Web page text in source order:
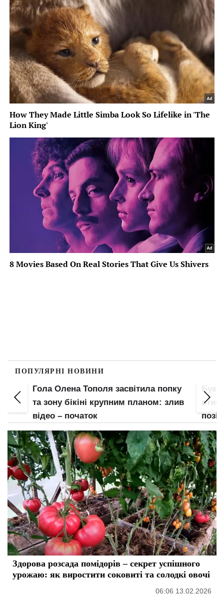
ПОПУЛЯРНІ НОВИНИ
Гола Олена Тополя засвітила попку
та зону бікіні крупним планом: злив
відео – початок
Здорова розсада помідорів – секрет успішного
урожаю: як виростити соковиті та солодкі овочі
06:06 13.02.2026